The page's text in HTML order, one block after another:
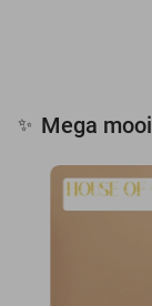
✨ Mega